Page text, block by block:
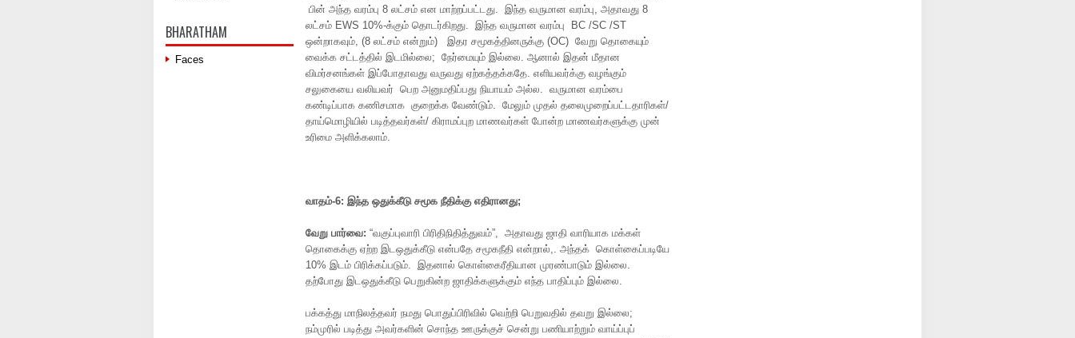
பின் அந்த வரம்பு 8 லட்சம் என மாற்றப்பட்டது. இந்த வருமான வரம்பு, அதாவது 8
லட்சம் EWS 10%-க்கும் தொடர்கிறது. இந்த வருமான வரம்பு BC /SC /ST
ஒன்றாகவும், (8 லட்சம் என்றும்) இதர சமூகத்தினருக்கு (OC) வேறு தொகையும்
வைக்க சட்டத்தில் இடமில்லை; நேர்மையும் இல்லை. ஆனால் இதன் மீதான
விமர்சனங்கள் இப்போதாவது வருவது ஏற்கத்தக்கதே. எளியவர்க்கு வழங்கும்
சலுகையை வலியவர் பெற அனுமதிப்பது நியாயம் அல்ல. வருமான வரம்பை
கண்டிப்பாக கணிசமாக குறைக்க வேண்டும். மேலும் முதல் தலைமுறைப்பட்டதாரிகள்/
தாய்மொழியில் படித்தவர்கள்/ கிராமப்புற மாணவர்கள் போன்ற மாணவர்களுக்கு முன்
உரிமை அளிக்கலாம்.
வாதம்-6: இந்த ஒதுக்கீடு சமூக நீதிக்கு எதிரானது;
வேறு பார்வை: “வகுப்புவாரி பிரிதிநிதித்துவம்”, அதாவது ஜாதி வாரியாக மக்கள்
தொகைக்கு ஏற்ற இடஒதுக்கீடு என்பதே சமூகநீதி என்றால்,. அந்தக் கொள்கைப்படியே
10% இடம் பிரிக்கப்படும். இதனால் கொள்கைரீதியான முரண்பாடும் இல்லை.
தற்போது இடஒதுக்கீடு பெறுகின்ற ஜாதிக்களுக்கும் எந்த பாதிப்பும் இல்லை.
பக்கத்து மாநிலத்தவர் நமது பொதுப்பிரிவில் வெற்றி பெறுவதில் தவறு இல்லை;
நம்முரில் படித்து அவர்களின் சொந்த ஊருக்குச் சென்று பணியாற்றும் வாய்ப்புப்
BHARATHAM
Faces